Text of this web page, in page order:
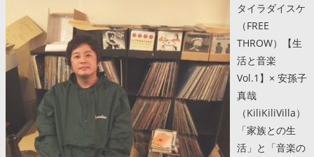
タイラダイスケ
（FREE
THROW）【生
活と音楽
Vol.1】× 安孫子
真哉
（KiliKiliVilla）
「家族との生
活」と「音楽の